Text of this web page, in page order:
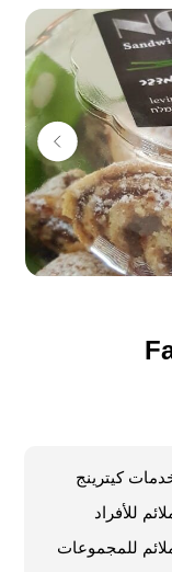
كيترينج
للأفراد
للمجموعات